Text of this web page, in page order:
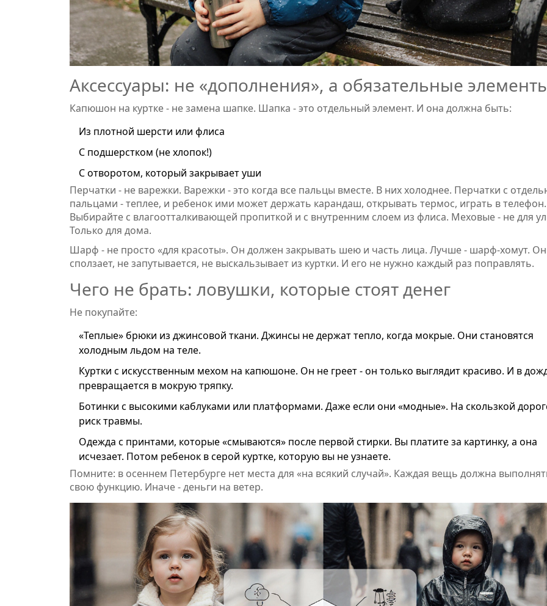
Аксессуары: не «дополнения», а обязательные
Капюшон на куртке - не замена шапке. Шапка - это отдельный элемент. И она должна быть:
Из плотной шерсти или флиса
С подшерстком (не хлопок!)
С отворотом, который закрывает уши
Перчатки - не варежки. Варежки - это когда все пальцы вместе. В них холоднее. Перчатки с
пальцами - теплее, и ребенок ими может держать карандаш, открывать термос, играть в телефон.
Выбирайте с влагоотталкивающей пропиткой и с внутренним слоем из флиса. Меховые - не для
Только для дома.
Шарф - не просто «для красоты». Он должен закрывать шею и часть лица. Лучше - шарф-хомут.
сползает, не запутывается, не выскальзывает из куртки. И его не нужно каждый раз поправлять.
Чего не брать: ловушки, которые стоят денег
Не покупайте:
«Теплые» брюки из джинсовой ткани. Джинсы не держат тепло, когда мокрые. Они становятся
холодным льдом на теле.
Куртки с искусственным мехом на капюшоне. Он не греет - он только выглядит красиво. И в
превращается в мокрую тряпку.
Ботинки с высокими каблуками или платформами. Даже если они «модные». На скользкой
риск травмы.
Одежда с принтами, которые «смываются» после первой стирки. Вы платите за картинку, а она
исчезает. Потом ребенок в серой куртке, которую вы не узнаете.
Помните: в осеннем Петербурге нет места для «на всякий случай». Каждая вещь должна
свою функцию. Иначе - деньги на ветер.